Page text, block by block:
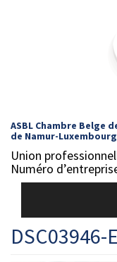
ASBL Chambre Belge
de Namur-
Union
Numéro
DSC03946-